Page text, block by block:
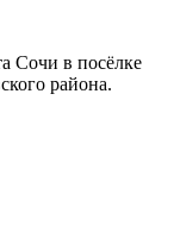
Сочи в посёлке
района.